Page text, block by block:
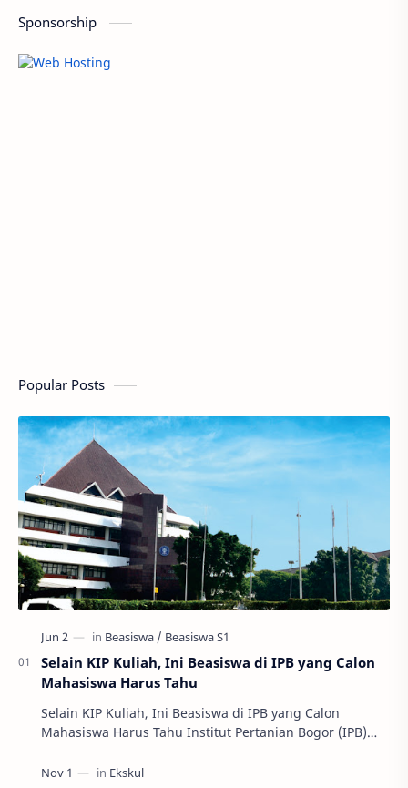
Sponsorship
Popular Posts
Selain KIP Kuliah, Ini Beasiswa di IPB yang Calon
Mahasiswa Harus Tahu
Selain KIP Kuliah, Ini Beasiswa di IPB yang Calon
Mahasiswa Harus Tahu Institut Pertanian Bogor (IPB)